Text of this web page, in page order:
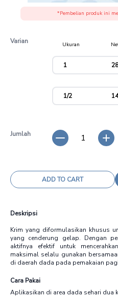
*Pembelian produk ini
Varian Ukuran
variant
1
1/2
Jumlah 1
ADD TO CART
Deskripsi
Krim yang diformulasikan khusus
yang cenderung gelap. Dengan
aktifnya efektif untuk
maksimal selalu gunakan
di daerah dada pada pemakaian
Cara Pakai
Aplikasikan di area dada sehari dua